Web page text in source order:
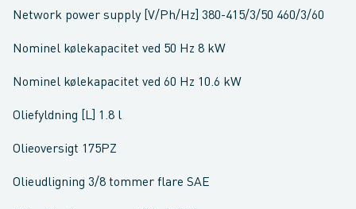
Network power supply [V/Ph/Hz] 380-415/3/50 460/3/60
Nominel kølekapacitet ved 50 Hz 8 kW
Nominel kølekapacitet ved 60 Hz 10.6 kW
Oliefyldning [L] 1.8 l
Olieoversigt 175PZ
Olieudligning 3/8 tommer flare SAE